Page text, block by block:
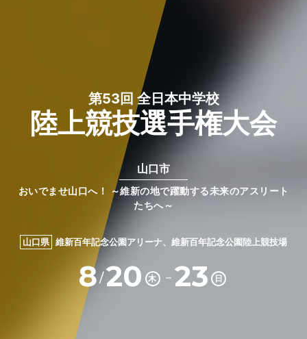
第53回 全日本中学校
陸上競技選手権大会
山口市
おいでませ山口へ！ ～維新の地で躍動する未来のアスリート
たちへ～
山口県 維新百年記念公園アリーナ、維新百年記念公園陸上競技場
8/20 木 － 23 日